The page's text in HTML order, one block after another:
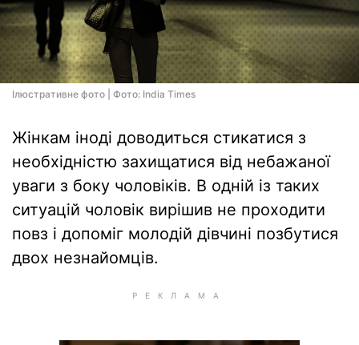
Ілюстративне фото | Фото: India Times
Жінкам іноді доводиться стикатися з
необхідністю захищатися від небажаної
уваги з боку чоловіків. В одній із таких
ситуацій чоловік вирішив не проходити
повз і допоміг молодій дівчині позбутися
двох незнайомців.